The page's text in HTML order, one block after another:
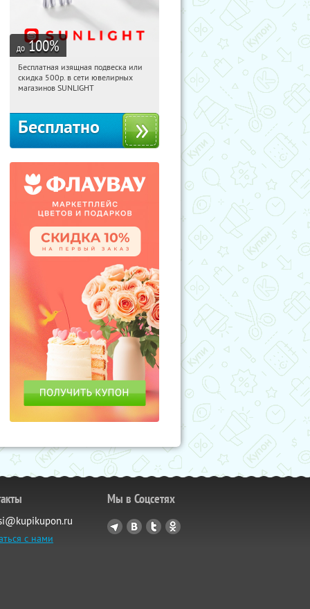
до 100%
19:59:12 Получили:
Россия
Бесплатная изящная подвеска или
скидка 500р. в сети ювелирных
магазинов SUNLIGHT
Бесплатно
с нами
Мы в Соцсетях